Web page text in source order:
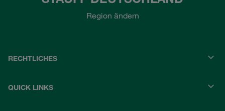
Region ändern
RECHTLICHES
QUICK LINKS